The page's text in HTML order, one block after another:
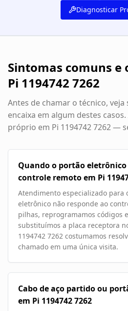
Diagnosticar
Sintomas comuns e
Pi 1194742 7262
Antes de chamar o técnico,
encaixa em algum destes
próprio em Pi 1194742 7262—
Quando o portão
controle remoto em Pi
Atendimento especializado para
eletrônico não responde ao
pilhas, reprogramamos códigos
substituímos a placa receptora
1194742 7262 costumamos
chamado em uma única visita.
Cabo de aço partido ou
em Pi 1194742 7262